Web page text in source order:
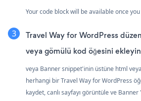
Your code block will be available once
Travel Way for WordPress
veya gömülü kod öğesini ekleyin
veya Banner snippet'inin üstüne html
herhangi bir Travel Way for WordPress
kaydet, canlı sayfayı görüntüle ve